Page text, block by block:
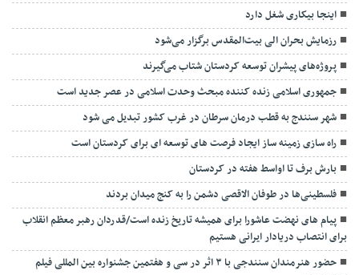
اینجا بیکاری شغل دارد
رزمایش بحران الی بیت‌المقدس برگزار می‌شود
پروژه‌های پیشران توسعه کردستان شتاب می‌گیرند
جمهوری اسلامی زنده کننده مبحث وحدت اسلامی در عصر جدید است
شهر سنندج به قطب درمان سرطان در غرب کشور تبدیل می شود
راه سازی زمینه ساز ایجاد فرصت های توسعه ای برای کردستان است
بارش برف‌ تا اواسط هفته در کردستان
فلسطینی‌ها در طوفان الاقصی دشمن را به کنج میدان بردند
پیام های نهضت عاشورا برای همیشه تاریخ زنده است/قدردان رهبر معظم انقلاب
برای انتصاب دریادار ایرانی هستیم
حضور هنرمندان سنندجی با ۳ اثر در سی و هفتمین جشنواره بین المللی فیلم